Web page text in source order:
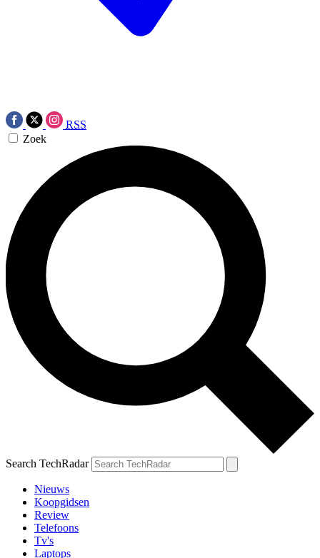
RSS
Zoek
Search TechRadar
Nieuws
Koopgidsen
Review
Telefoons
Tv's
Laptops